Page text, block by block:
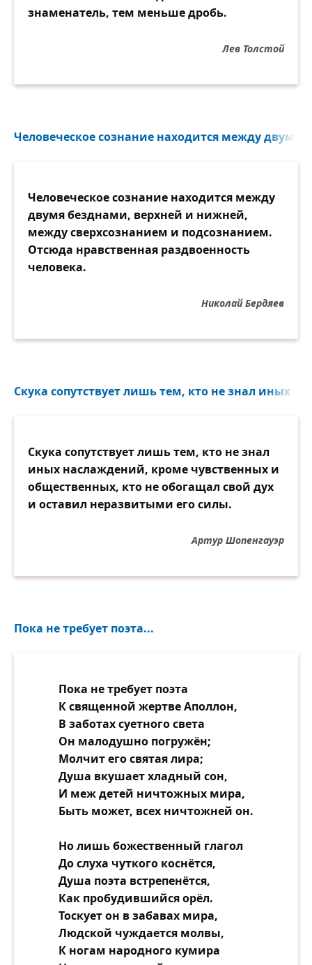
знаменатель, тем меньше дробь.
Лев Толстой
Человеческое сознание находится между двумя
Человеческое сознание находится между
двумя безднами, верхней и нижней,
между сверхсознанием и подсознанием.
Отсюда нравственная раздвоенность
человека.
Николай Бердяев
Скука сопутствует лишь тем, кто не знал иных
Скука сопутствует лишь тем, кто не знал
иных наслаждений, кроме чувственных и
общественных, кто не обогащал свой дух
и оставил неразвитыми его силы.
Артур Шопенгауэр
Пока не требует поэта...
Пока не требует поэта
К священной жертве Аполлон,
В заботах суетного света
Он малодушно погружён;
Молчит его святая лира;
Душа вкушает хладный сон,
И меж детей ничтожных мира,
Быть может, всех ничтожней он.
Но лишь божественный глагол
До слуха чуткого коснётся,
Душа поэта встрепенётся,
Как пробудившийся орёл.
Тоскует он в забавах мира,
Людской чуждается молвы,
К ногам народного кумира